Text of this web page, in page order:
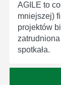
AGILE to
mniejszej)
projektów
spotkała.